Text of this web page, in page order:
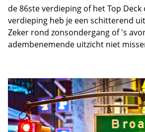
de 86ste verdieping of het Top Deck
verdieping heb je een schitterend
Zeker rond zonsondergang of 's
adembenemende uitzicht niet